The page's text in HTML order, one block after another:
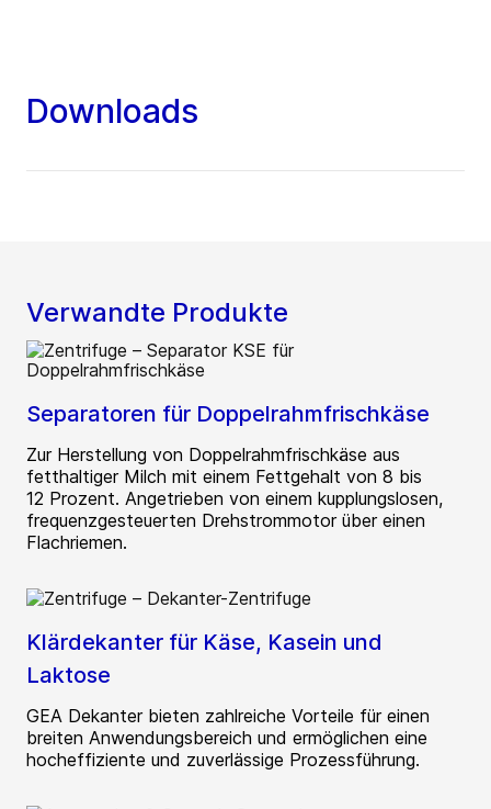
Downloads
Verwandte Produkte
Separatoren für Doppelrahmfrischkäse
Zur Herstellung von Doppelrahmfrischkäse aus
fetthaltiger Milch mit einem Fettgehalt von 8 bis
12 Prozent. Angetrieben von einem kupplungslosen,
frequenzgesteuerten Drehstrommotor über einen
Flachriemen.
Klärdekanter für Käse, Kasein und
Laktose
GEA Dekanter bieten zahlreiche Vorteile für einen
breiten Anwendungsbereich und ermöglichen eine
hocheffiziente und zuverlässige Prozessführung.